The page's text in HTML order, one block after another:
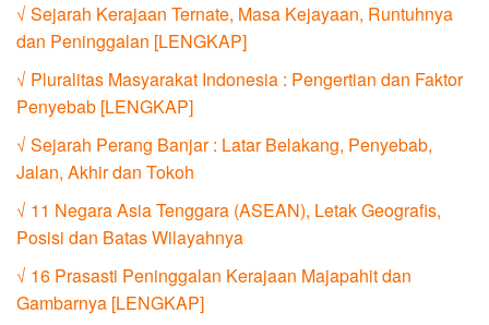
√ Sejarah Kerajaan Ternate, Masa Kejayaan, Runtuhnya
dan Peninggalan [LENGKAP]
√ Pluralitas Masyarakat Indonesia : Pengertian dan Faktor
Penyebab [LENGKAP]
√ Sejarah Perang Banjar : Latar Belakang, Penyebab,
Jalan, Akhir dan Tokoh
√ 11 Negara Asia Tenggara (ASEAN), Letak Geografis,
Posisi dan Batas Wilayahnya
√ 16 Prasasti Peninggalan Kerajaan Majapahit dan
Gambarnya [LENGKAP]